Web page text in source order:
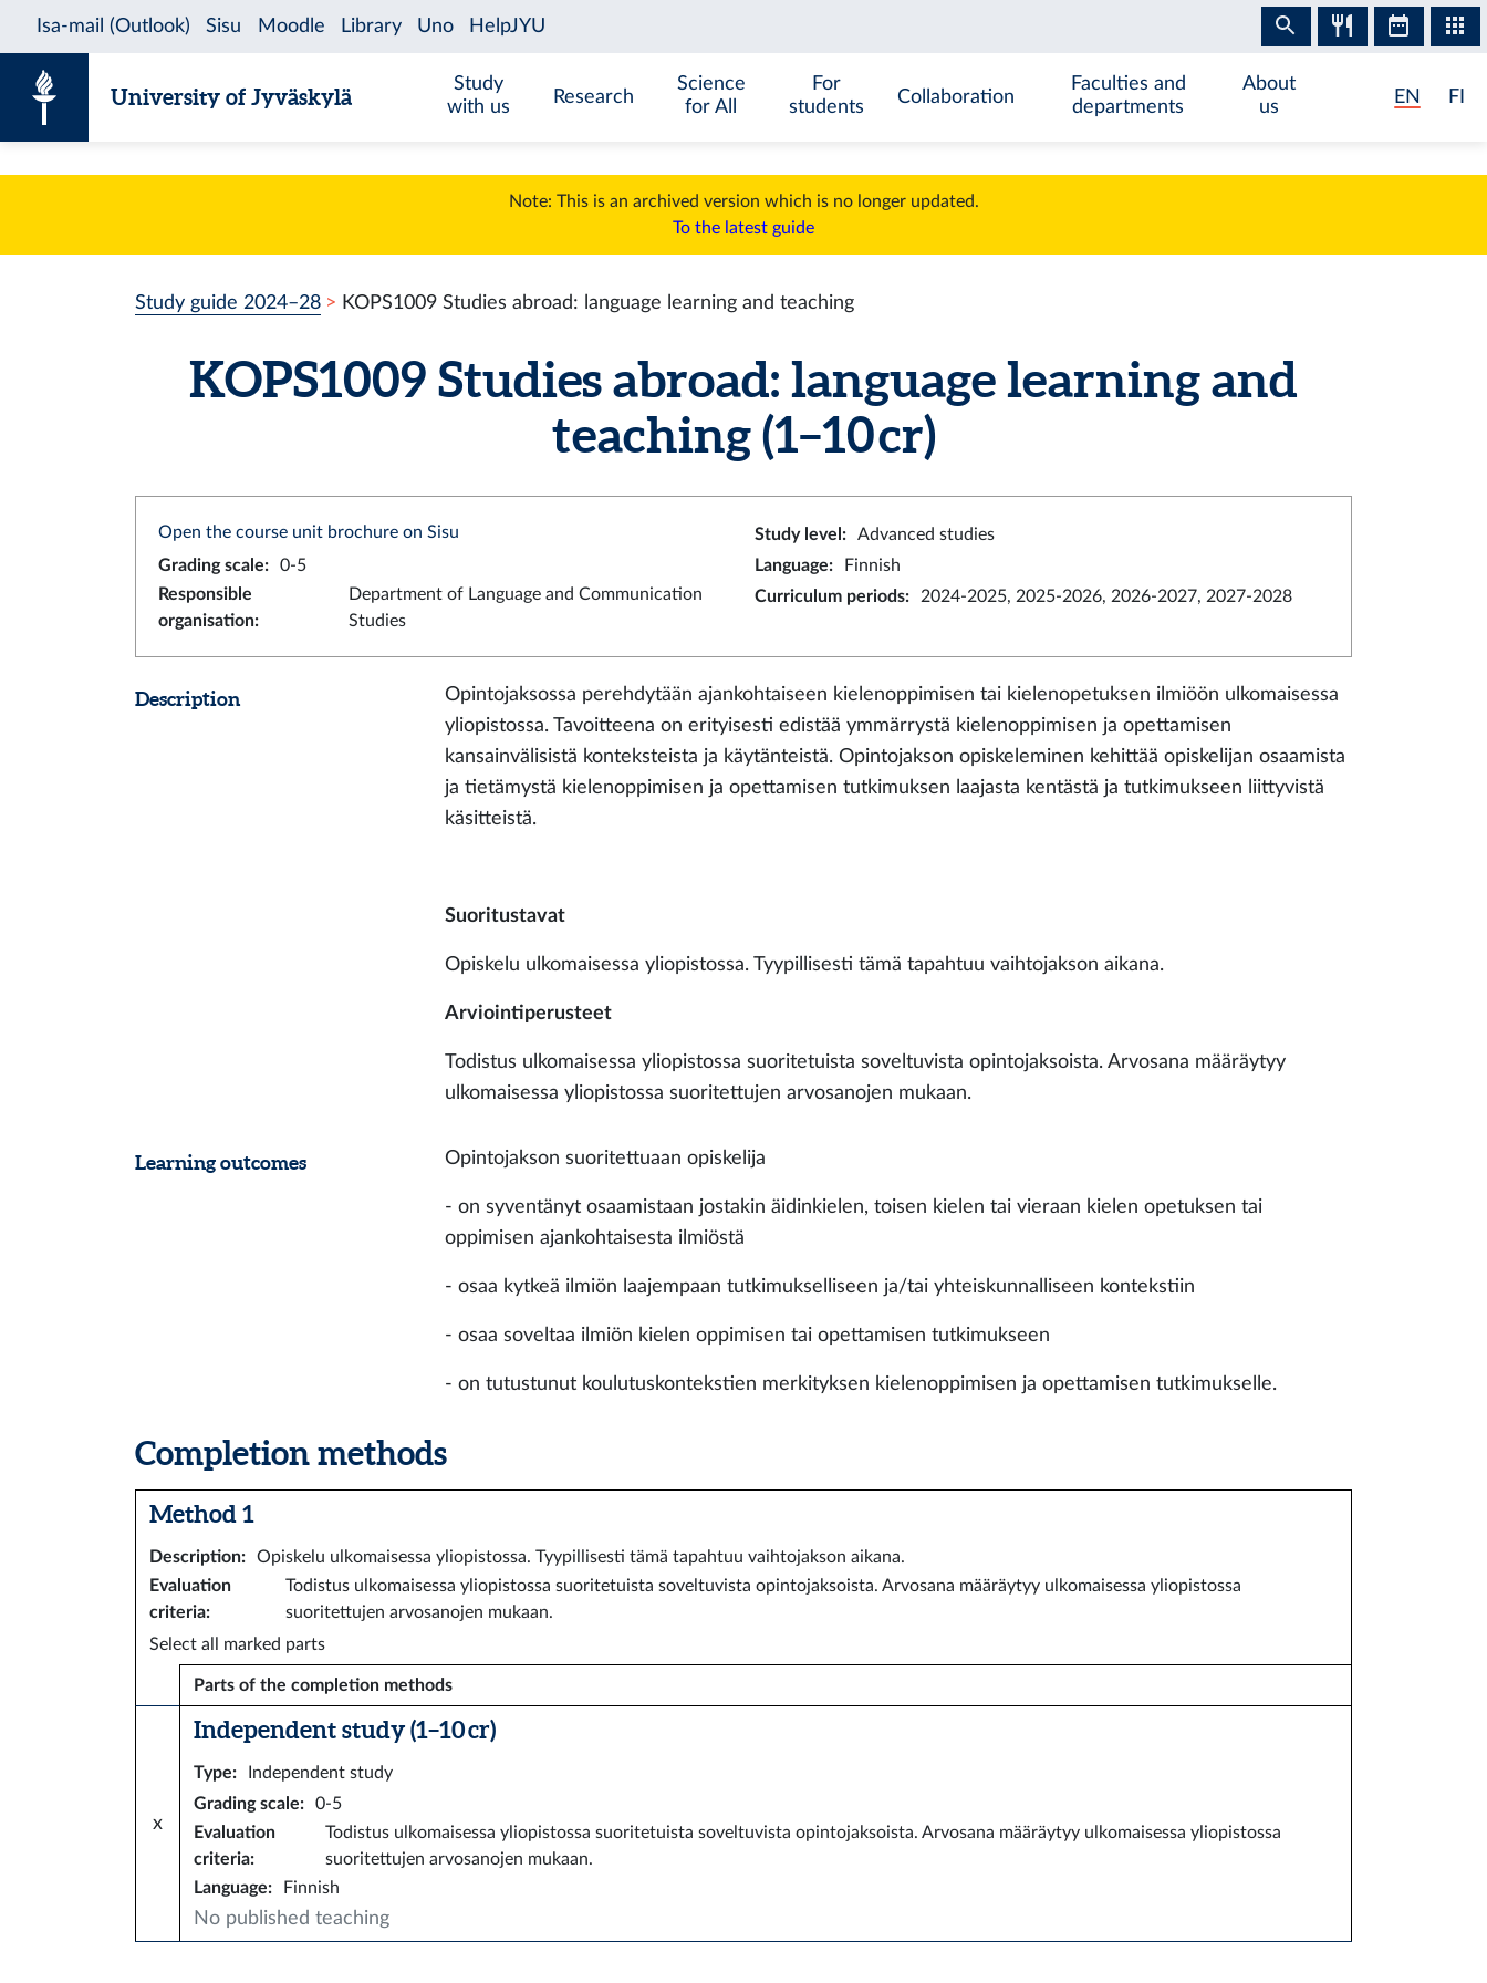
University of Jyväskylä
Study
with us
Research
Science
for All
For
students
Collaboration
Faculties and
departments
About
us
EN FI
Note: This is an archived version which is no longer updated.
To the latest guide
Study guide 2024–28 KOPS1009 Studies abroad: language learning and teaching
KOPS1009 Studies abroad: language learning and
teaching (1–10 cr)
Open the course unit brochure on Sisu Study level :
Advanced studies
Grading scale: 0-5 Language:
Finnish
Responsible
organisation:
Department of Language and Communication
Studies
Curriculum periods: 2024-2025, 2025-2026, 2026-2027, 2027-2028
Description
Opintojaksossa perehdytään ajankohtaiseen kielenoppimisen tai kielenopetuksen ilmiöön ulkomaisessa
yliopistossa. Tavoitteena on erityisesti edistää ymmärrystä kielenoppimisen ja opettamisen
kansainvälisistä konteksteista ja käytänteistä. Opintojakson opiskeleminen kehittää opiskelijan osaamista
ja tietämystä kielenoppimisen ja opettamisen tutkimuksen laajasta kentästä ja tutkimukseen liittyvistä
käsitteistä.
Suoritustavat
Opiskelu ulkomaisessa yliopistossa. Tyypillisesti tämä tapahtuu vaihtojakson aikana.
Arviointiperusteet
Todistus ulkomaisessa yliopistossa suoritetuista soveltuvista opintojaksoista. Arvosana määräytyy
ulkomaisessa yliopistossa suoritettujen arvosanojen mukaan.
Learning outcomes Opintojakson suoritettuaan opiskelija
- on syventänyt osaamistaan jostakin äidinkielen, toisen kielen tai vieraan kielen opetuksen tai
oppimisen ajankohtaisesta ilmiöstä
- osaa kytkeä ilmiön laajempaan tutkimukselliseen ja/tai yhteiskunnalliseen kontekstiin
- osaa soveltaa ilmiön kielen oppimisen tai opettamisen tutkimukseen
- on tutustunut koulutuskontekstien merkityksen kielenoppimisen ja opettamisen tutkimukselle.
Completion methods
Method 1
Description:
Opiskelu ulkomaisessa yliopistossa. Tyypillisesti tämä tapahtuu vaihtojakson aikana.
Evaluation
criteria:
Todistus ulkomaisessa yliopistossa suoritetuista soveltuvista opintojaksoista. Arvosana määräytyy ulkomaisessa yliopistossa
suoritettujen arvosanojen mukaan.
Select all marked parts
Parts of the completion methods
x
Independent study (1–10 cr)
Type:
Independent study
Grading scale:
0-5
Evaluation
criteria:
Todistus ulkomaisessa yliopistossa suoritetuista soveltuvista opintojaksoista. Arvosana määräytyy ulkomaisessa yliopistossa
suoritettujen arvosanojen mukaan.
Language: Finnish
No published teaching